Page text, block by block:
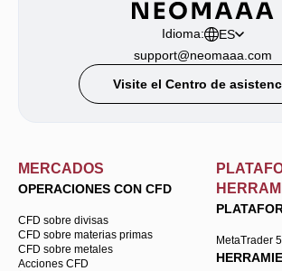
Idioma:
ES
support@neomaaa.com
Visite el Centro de
MERCADOS
OPERACIONES CON CFD
CFD sobre divisas
CFD sobre materias primas
CFD sobre metales
Acciones CFD
MetaTrader 5